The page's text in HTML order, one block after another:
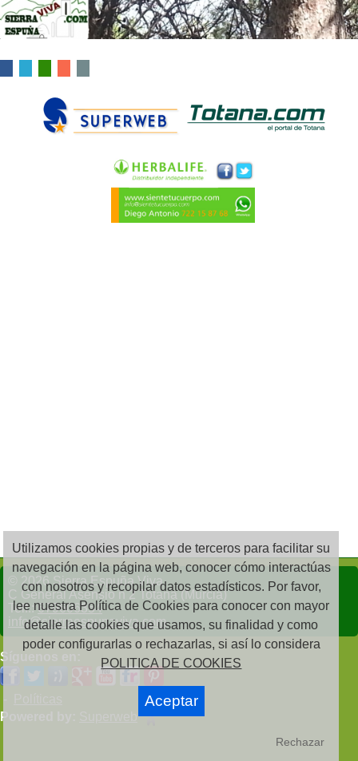
© 2026 Sierra Espuña Viva
C General Asensio n 2 Totana (Murcia)
Telf.:679606354
info@sierraespunaviva.com
Síguenos en:
Powered by:
Utilizamos cookies propias y de terceros para facilitar su
navegación en la página web, conocer cómo interactúas
con nosotros y recopilar datos estadísticos. Por favor,
lee nuestra Política de Cookies para conocer con mayor
detalle las cookies que usamos, su finalidad y como
poder configurarlas o rechazarlas, si así lo considera
POLITICA DE COOKIES
Aceptar
Rechazar